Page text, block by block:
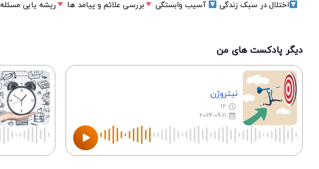
اختلال در سبک زندگی آسیب وابستگی بررسی علائم و پیامد ها ریشه یابی مسئله
دیگر پادکست های من
نیتروژن
12
2024-09-11